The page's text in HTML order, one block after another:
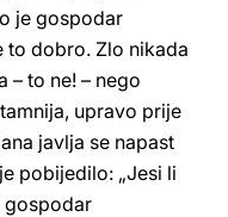
je gospodar
to dobro. Zlo nikada
– to ne! – nego
upravo prije
javlja se napast
pobijedilo: „Jesi li
gospodar